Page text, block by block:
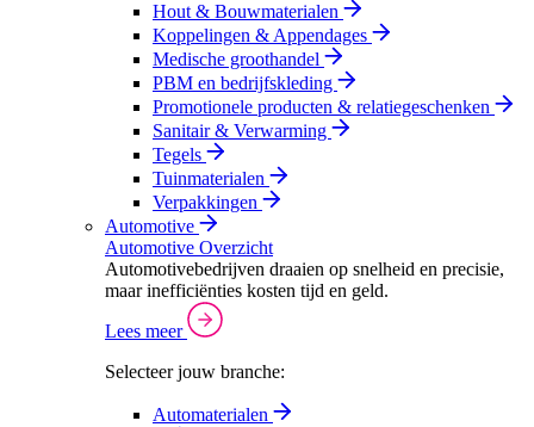
Hout & Bouwmaterialen
Koppelingen & Appendages
Medische groothandel
PBM en bedrijfskleding
Promotionele producten & relatiegeschenken
Sanitair & Verwarming
Tegels
Tuinmaterialen
Verpakkingen
Automotive
Automotive Overzicht
Automotivebedrijven draaien op snelheid en precisie,
maar inefficiënties kosten tijd en geld.
Lees meer
Selecteer jouw branche:
Automaterialen